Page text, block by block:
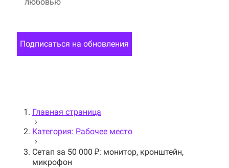
любовью
Подписаться на обновления
Главная страница
›
Категория: Рабочее место
›
Сетап за 50 000 ₽: монитор, кронштейн,
микрофон